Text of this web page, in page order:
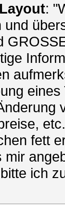
:
und
fett
mir
ich